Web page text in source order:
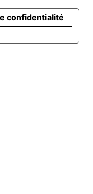
confidentialité